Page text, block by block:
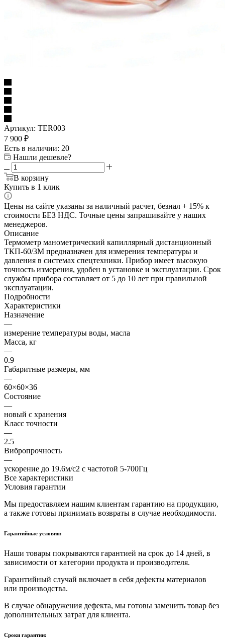
Артикул: TER003
7 900 ₽
Есть в наличии: 20
Нашли дешевле?
В корзину
Купить в 1 клик
Цены на сайте указаны за наличный расчет, безнал + 15% к
стоимости БЕЗ НДС. Точные цены запрашивайте у наших
менеджеров.
Описание
Термометр манометрический капиллярный дистанционный
ТКП-60/3М предназначен для измерения температуры и
давления в системах спецтехники. Прибор имеет высокую
точность измерения, удобен в установке и эксплуатации. Срок
службы прибора составляет от 5 до 10 лет при правильной
эксплуатации.
Подробности
Характеристики
Назначение
—
измерение температуры воды, масла
Масса, кг
—
0.9
Габаритные размеры, мм
—
60×60×36
Состояние
—
новый с хранения
Класс точности
—
2.5
Вибропрочность
—
ускорение до 19.6м/с2 с частотой 5-700Гц
Все характеристики
Условия гарантии
Мы предоставляем нашим клиентам гарантию на продукцию,
а также готовы принимать возвраты в случае необходимости.
Гарантийные условия:
Наши товары покрываются гарантией на срок до 14 дней, в
зависимости от категории продукта и производителя.
Гарантийный случай включает в себя дефекты материалов
или производства.
В случае обнаружения дефекта, мы готовы заменить товар без
дополнительных затрат для клиента.
Сроки гарантии: